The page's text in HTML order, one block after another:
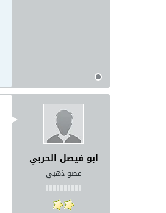
ابو فيصل الحربي
عضو ذهبي